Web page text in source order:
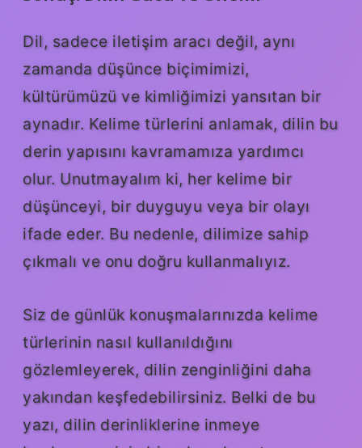
Dil, sadece iletişim aracı değil, aynı
zamanda düşünce biçimimizi,
kültürümüzü ve kimliğimizi yansıtan bir
aynadır. Kelime türlerini anlamak, dilin bu
derin yapısını kavramamıza yardımcı
olur. Unutmayalım ki, her kelime bir
düşünceyi, bir duyguyu veya bir olayı
ifade eder. Bu nedenle, dilimize sahip
çıkmalı ve onu doğru kullanmalıyız.
Siz de günlük konuşmalarınızda kelime
türlerinin nasıl kullanıldığını
gözlemleyerek, dilin zenginliğini daha
yakından keşfedebilirsiniz. Belki de bu
yazı, dilin derinliklerine inmeye